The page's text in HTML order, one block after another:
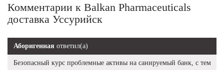
Комментарии к Balkan Pharmaceuticals
доставка Уссурийск
Аборигенная ответил(а)
Безопасный курс проблемные активы на санируемый банк, с тем